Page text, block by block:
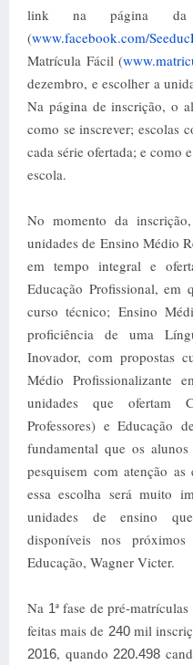
link na página da
(www.facebook.com/
Matrícula Fácil (
dezembro, e escolher a
Na página de inscrição, o
como se inscrever; escolas
cada série ofertada; e como
escola.
No momento da
unidades de Ensino Médio
em tempo integral e
Educação Profissional, em
curso técnico; Ensino
proficiência de uma
Inovador, com propostas
Médio Profissionalizante
unidades que ofertam
Professores) e Educação
fundamental que os
pesquisem com atenção
essa escolha será muito
unidades de ensino
disponíveis nos
Educação, Wagner Victer.
Na 1ª fase de pré-
feitas mais de 240mil
2016, quando 220.498